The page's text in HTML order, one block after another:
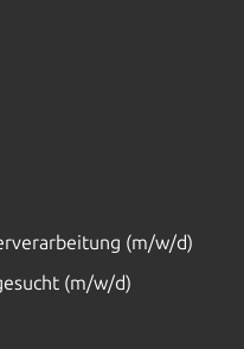
(m/w/d)
(m/w/d)